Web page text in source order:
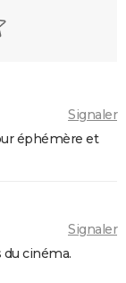
bande-
date de sortie
Signaler
éphémère et
Signaler
cinéma.